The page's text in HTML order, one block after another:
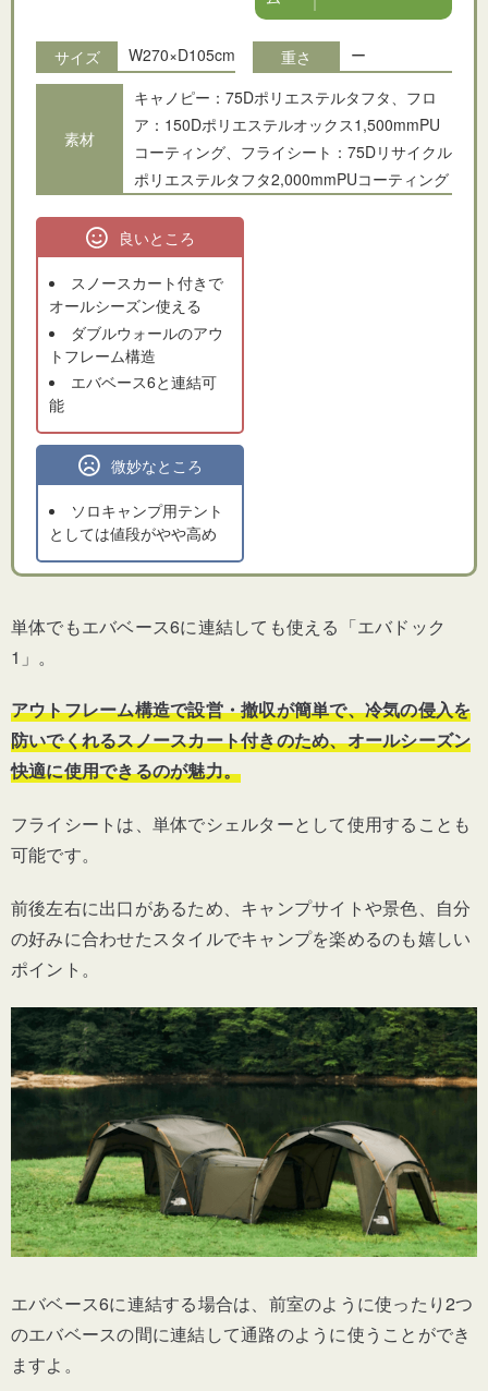
サイズ W270×D105cm 重さ ー
素材
キャノピー：75Dポリエステルタフタ、フロ
ア：150Dポリエステルオックス1,500mmPU
コーティング、フライシート：75Dリサイクル
ポリエステルタフタ2,000mmPUコーティング
良いところ
スノースカート付きで
オールシーズン使える
ダブルウォールのアウ
トフレーム構造
エバベース6と連結可
能
微妙なところ
ソロキャンプ用テント
としては値段がやや高め
単体でもエバベース6に連結しても使える「エバドック
1」。
アウトフレーム構造で設営・撤収が簡単で、冷気の侵入を
防いでくれるスノースカート付きのため、オールシーズン
快適に使用できるのが魅力。
フライシートは、単体でシェルターとして使用することも
可能です。
前後左右に出口があるため、キャンプサイトや景色、自分
の好みに合わせたスタイルでキャンプを楽めるのも嬉しい
ポイント。
エバベース6に連結する場合は、前室のように使ったり2つ
のエバベースの間に連結して通路のように使うことができ
ますよ。